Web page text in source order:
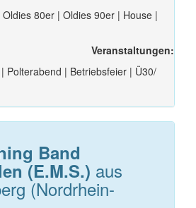
80er | Oldies 90er | House |
Veranstaltungen:
Polterabend | Betriebsfeier | Ü30/
Band
(E.M.S.) aus
(Nordrhein-